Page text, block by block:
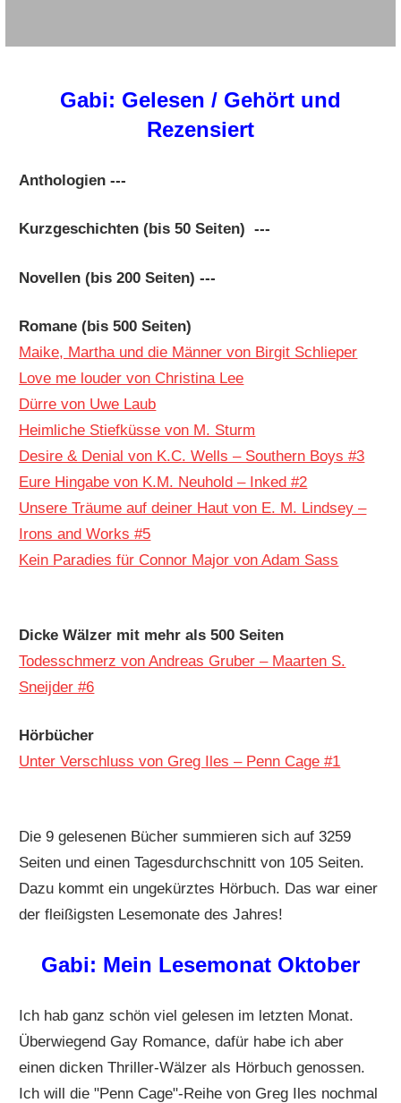
Gabi: Gelesen / Gehört und
Rezensiert
Anthologien ---
Kurzgeschichten (bis 50 Seiten) ---
Novellen (bis 200 Seiten) ---
Romane (bis 500 Seiten)
Maike, Martha und die Männer von Birgit Schlieper
Love me louder von Christina Lee
Dürre von Uwe Laub
Heimliche Stiefküsse von M. Sturm
Desire & Denial von K.C. Wells – Southern Boys #3
Eure Hingabe von K.M. Neuhold – Inked #2
Unsere Träume auf deiner Haut von E. M. Lindsey –
Irons and Works #5
Kein Paradies für Connor Major von Adam Sass
Dicke Wälzer mit mehr als 500 Seiten
Todesschmerz von Andreas Gruber – Maarten S.
Sneijder #6
Hörbücher
Unter Verschluss von Greg Iles – Penn Cage #1
Die 9 gelesenen Bücher summieren sich auf 3259
Seiten und einen Tagesdurchschnitt von 105 Seiten.
Dazu kommt ein ungekürztes Hörbuch. Das war einer
der fleißigsten Lesemonate des Jahres!
Gabi: Mein Lesemonat Oktober
Ich hab ganz schön viel gelesen im letzten Monat.
Überwiegend Gay Romance, dafür habe ich aber
einen dicken Thriller-Wälzer als Hörbuch genossen.
Ich will die "Penn Cage"-Reihe von Greg Iles nochmal